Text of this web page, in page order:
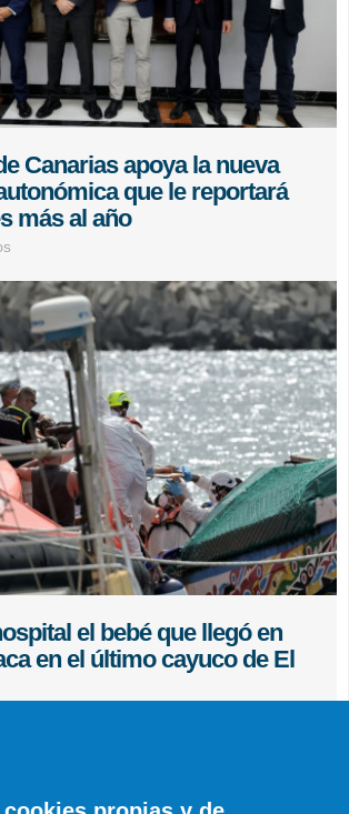
Canarias apoya la nueva
que le reportará
más al año
el bebé que llegó en
en el último cayuco de El